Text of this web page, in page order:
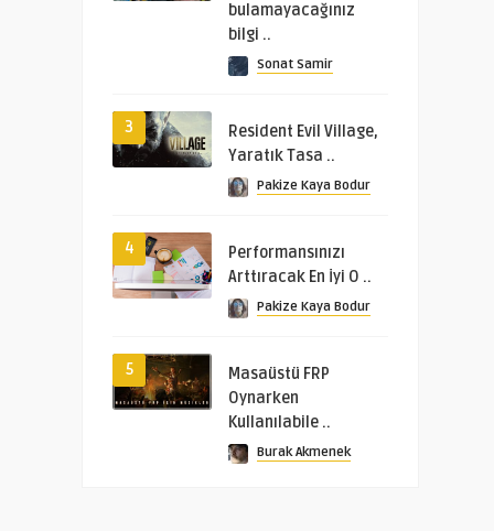
bulamayacağınız
bilgi ..
Sonat Samir
3
Resident Evil Village,
Yaratık Tasa ..
Pakize Kaya Bodur
4
Performansınızı
Arttıracak En İyi O ..
Pakize Kaya Bodur
5
Masaüstü FRP
Oynarken
Kullanılabile ..
Burak Akmenek